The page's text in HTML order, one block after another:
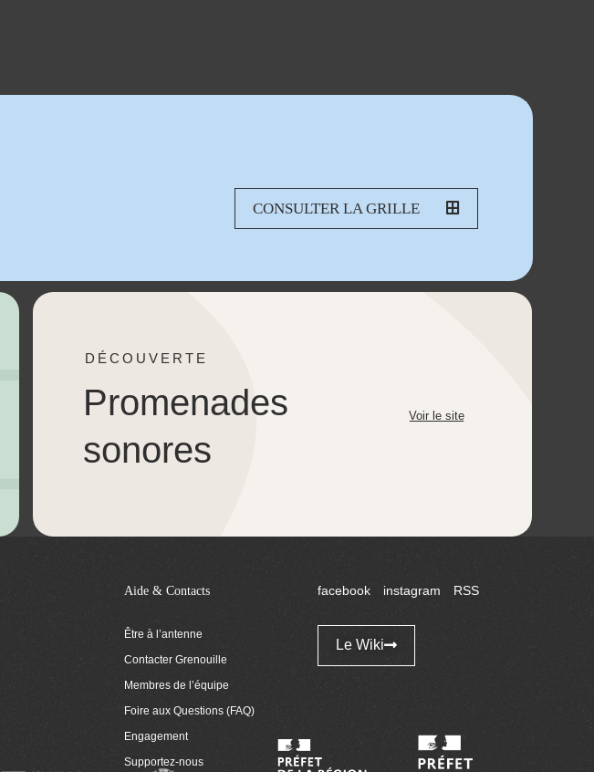
CONSULTER LA GRILLE
DÉCOUVERTE
Promenades
sonores
Voir le site
Aide & Contacts
Être à l’antenne
Contacter Grenouille
Membres de l’équipe
Foire aux Questions (FAQ)
Engagement
Supportez-nous
facebook instagram RSS
Le Wiki